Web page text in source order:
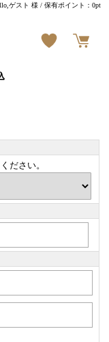
ゲスト 様 / 保有ポイント：0pt
ださい。